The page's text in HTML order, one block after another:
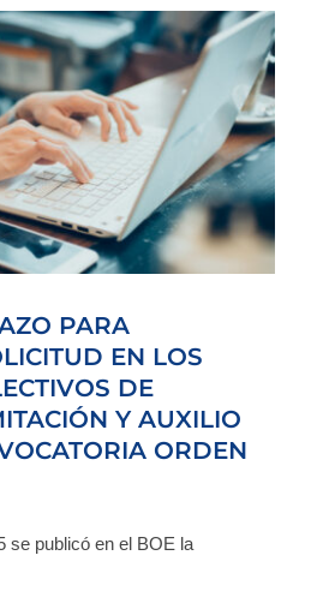
PARA
EN LOS
DE
Y AUXILIO
ORDEN
se publicó en el BOE la